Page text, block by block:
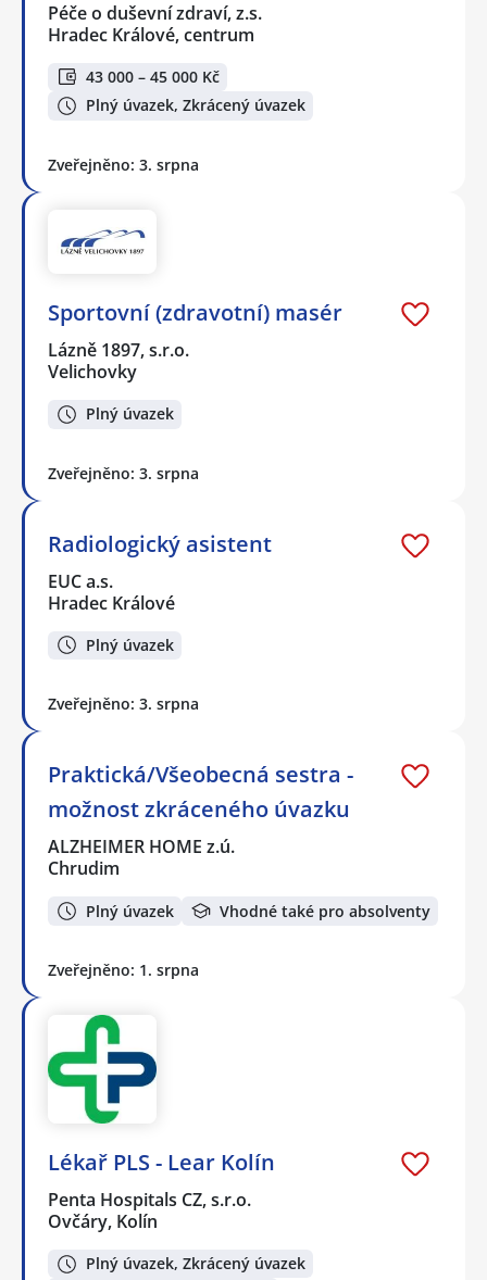
Péče o duševní zdraví, z.s.
Hradec Králové, centrum
43 000 – 45 000 Kč
Plný úvazek, Zkrácený úvazek
Zveřejněno: 3. srpna
Sportovní (zdravotní) masér
Lázně 1897, s.r.o.
Velichovky
Plný úvazek
Zveřejněno: 3. srpna
Radiologický asistent
EUC a.s.
Hradec Králové
Plný úvazek
Zveřejněno: 3. srpna
Praktická/Všeobecná sestra -
možnost zkráceného úvazku
ALZHEIMER HOME z.ú.
Chrudim
Plný úvazek Vhodné také pro absolventy
Zveřejněno: 1. srpna
Lékař PLS - Lear Kolín
Penta Hospitals CZ, s.r.o.
Ovčáry, Kolín
Plný úvazek, Zkrácený úvazek